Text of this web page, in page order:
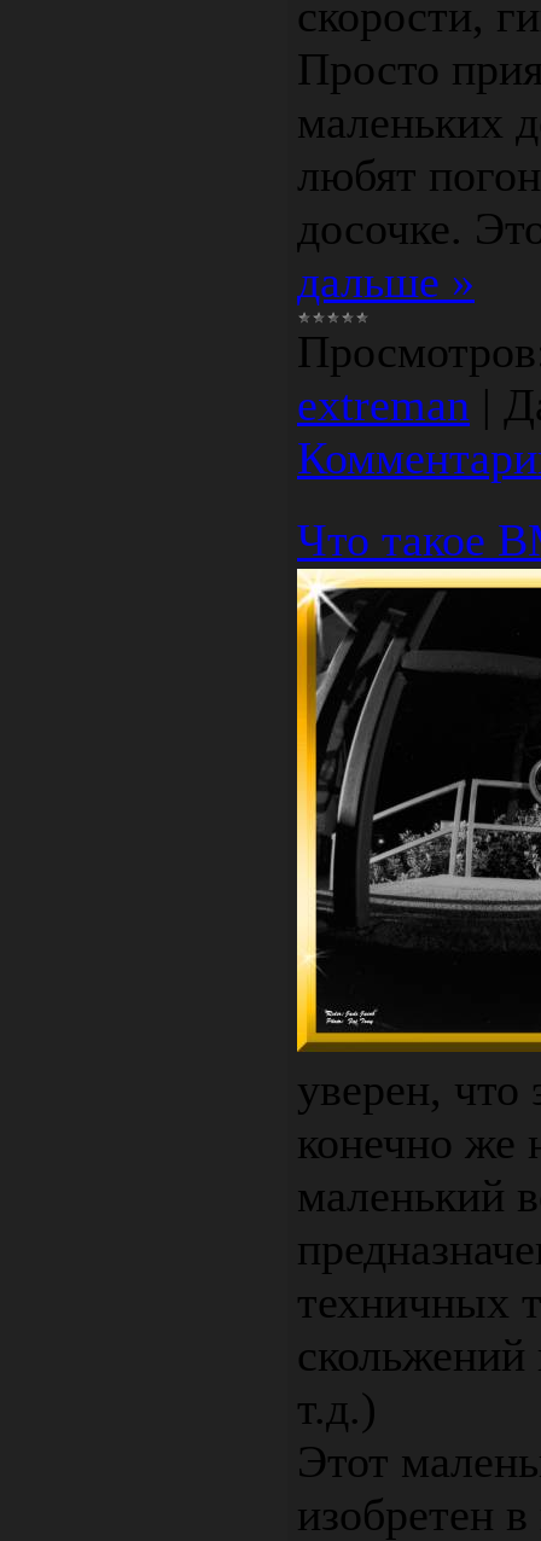
скорости,
Просто
маленьких
любят
досочке.
дальше »
extreman |
Что такое
уверен, что
конечно же
маленький
техничных
т.д.)
Этот
изобретен